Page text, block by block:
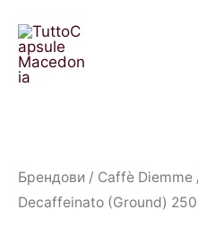
content
Брендови / Caffè Diemme
Decaffeinato (Ground)